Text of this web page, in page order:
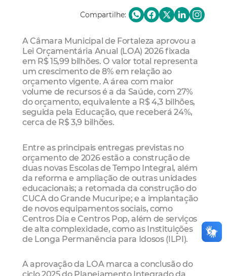
Compartilhe:
A Câmara Municipal de Fortaleza aprovou a
Lei Orçamentária Anual (LOA) 2026 fixada
em R$ 15,99 bilhões. O valor total representa
um crescimento de 8% em relação ao
orçamento vigente. A área com maior
volume de recursos é a da Saúde, com 27%
do orçamento, equivalente a R$ 4,3 bilhões,
seguida pela Educação, que receberá 24%,
cerca de R$ 3,9 bilhões.
Entre as principais entregas previstas no
orçamento de 2026 estão a construção de
duas novas Escolas de Tempo Integral, além
da reforma e ampliação de outras unidades
educacionais; a retomada da construção do
CUCA do Grande Mucuripe; e a implantação
de novos equipamentos sociais, como
Centros Dia e Centros Pop, além de serviços
de alta complexidade, como as Instituições
de Longa Permanência para Idosos (ILPI).
A aprovação da LOA marca a conclusão do
ciclo 2025 do Planejamento Integrado da